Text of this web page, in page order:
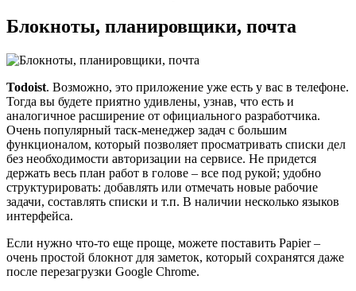
Блокноты, планировщики, почта
Todoist. Возможно, это приложение уже есть у вас в телефоне.
Тогда вы будете приятно удивлены, узнав, что есть и
аналогичное расширение от официального разработчика.
Очень популярный таск-менеджер задач с большим
функционалом, который позволяет просматривать списки дел
без необходимости авторизации на сервисе. Не придется
держать весь план работ в голове – все под рукой; удобно
структурировать: добавлять или отмечать новые рабочие
задачи, составлять списки и т.п. В наличии несколько языков
интерфейса.
Если нужно что-то еще проще, можете поставить Papier –
очень простой блокнот для заметок, который сохранятся даже
после перезагрузки Google Chrome.